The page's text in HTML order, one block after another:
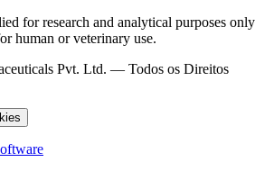
for research and analytical purposes only
human or veterinary use.
Pvt. Ltd. — Todos os Direitos